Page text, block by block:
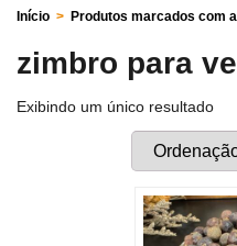
Início > Produtos marcados com
zimbro para
Exibindo um único resultado